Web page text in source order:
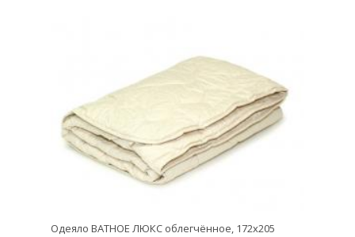
Одеяло ВАТНОЕ ЛЮКС облегчённое, 172x205